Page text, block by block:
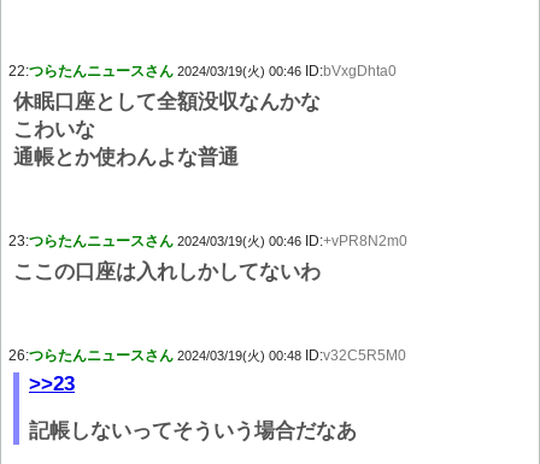
22:つらたんニュースさん 2024/03/19(火) 00:46 ID:bVxgDhta0
休眠口座として全額没収なんかな
こわいな
通帳とか使わんよな普通
23:つらたんニュースさん 2024/03/19(火) 00:46 ID:+vPR8N2m0
ここの口座は入れしかしてないわ
26:つらたんニュースさん 2024/03/19(火) 00:48 ID:v32C5R5M0
>>23
記帳しないってそういう場合だなあ